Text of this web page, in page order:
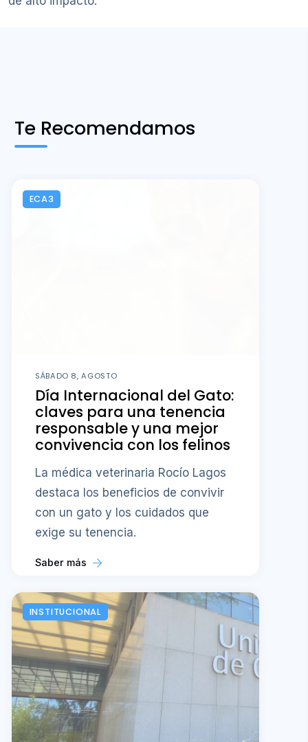
Te Recomendamos
ECA3
SÁBADO 8, AGOSTO
Día Internacional del Gato:
claves para una tenencia
responsable y una mejor
convivencia con los felinos
La médica veterinaria Rocío Lagos
destaca los beneficios de convivir
con un gato y los cuidados que
exige su tenencia.
Saber más
INSTITUCIONAL